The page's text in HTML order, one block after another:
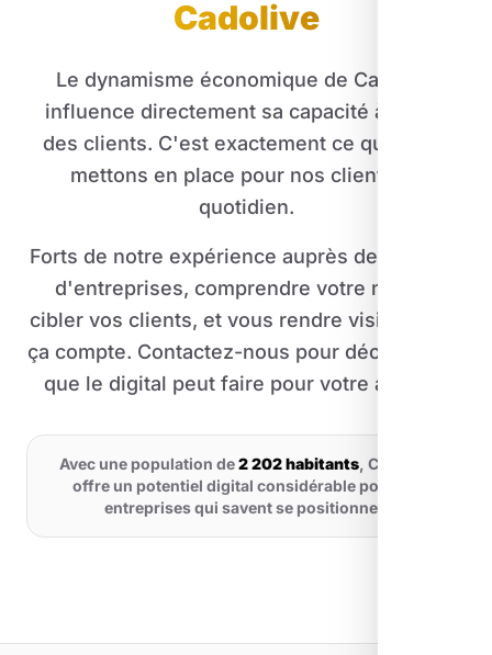
Cadolive
Le dynamisme économique de Cadolive
influence directement sa capacité à attirer
des clients. C'est exactement ce que nous
mettons en place pour nos clients au
quotidien.
Forts de notre expérience auprès de dizaines
d'entreprises, comprendre votre métier,
cibler vos clients, et vous rendre visible là où
ça compte. Contactez-nous pour découvrir ce
que le digital peut faire pour votre activité.
Avec une population de2 202 habitants, Cadolive
offre un potentiel digital considérable pour les
entreprises qui savent se positionner.